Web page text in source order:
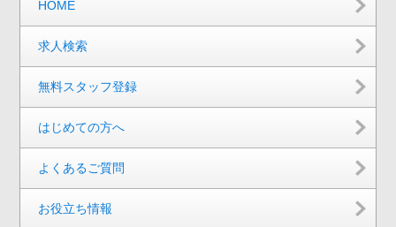
HOME
求人検索
無料スタッフ登録
はじめての方へ
よくあるご質問
お役立ち情報